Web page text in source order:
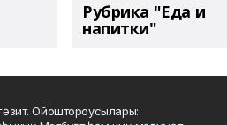
Рубрика "Еда и
напитки"
Ойоштороусылары: